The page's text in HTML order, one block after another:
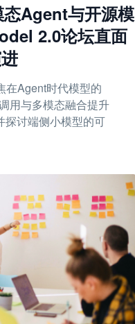
Agent与开源模
2.0论坛直面
在Agent时代模型的
用与多模态融合提升
探讨端侧小模型的可